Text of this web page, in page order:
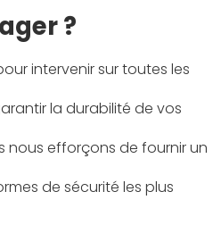
?
intervenir sur toutes les
la durabilité de vos
nous efforçons de fournir un
de sécurité les plus